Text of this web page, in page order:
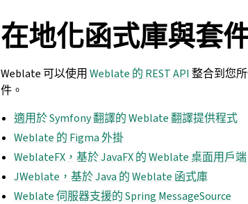
在地化函式庫與套
Weblate 可以使用 Weblate 的 REST API 整合到您
件。
適用於 Symfony 翻譯的 Weblate 翻譯提供程式
Weblate 的 Figma 外掛
WeblateFX，基於 JavaFX 的 Weblate 桌面用戶端
JWeblate，基於 Java 的 Weblate 函式庫
Weblate 伺服器支援的 Spring MessageSource